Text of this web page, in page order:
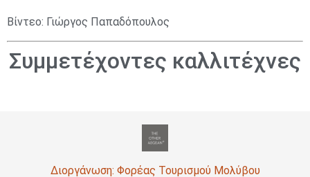
Βίντεο: Γιώργος Παπαδόπουλος
Συμμετέχοντες καλλιτέχνες
Διοργάνωση: Φορέας Τουρισμού Μολύβου